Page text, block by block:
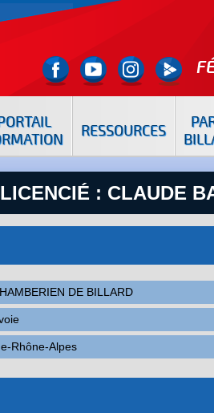
RESSOURCES
: CLAUDE
DE BILLARD
Rhône-Alpes